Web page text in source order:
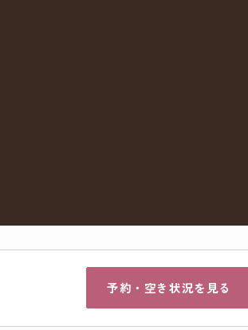
予約・空き状況を見る